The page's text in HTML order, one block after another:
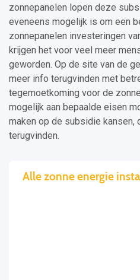
zonnepanelen lopen deze
eveneens mogelijk is om een
zonnepanelen investeringen
krijgen het voor veel meer
geworden. Op de site van de
meer info terugvinden met
tegemoetkoming voor de
mogelijk aan bepaalde eisen
maken op de subsidie kansen,
terugvinden.
Alle zonne energie